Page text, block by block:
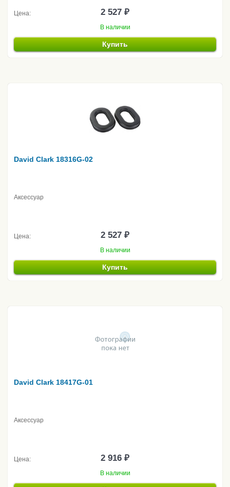
Цена: 2 527 ₽
В наличии
Купить
David Clark 18316G-02
Аксессуар
Цена: 2 527 ₽
В наличии
Купить
David Clark 18417G-01
Аксессуар
Цена: 2 916 ₽
В наличии